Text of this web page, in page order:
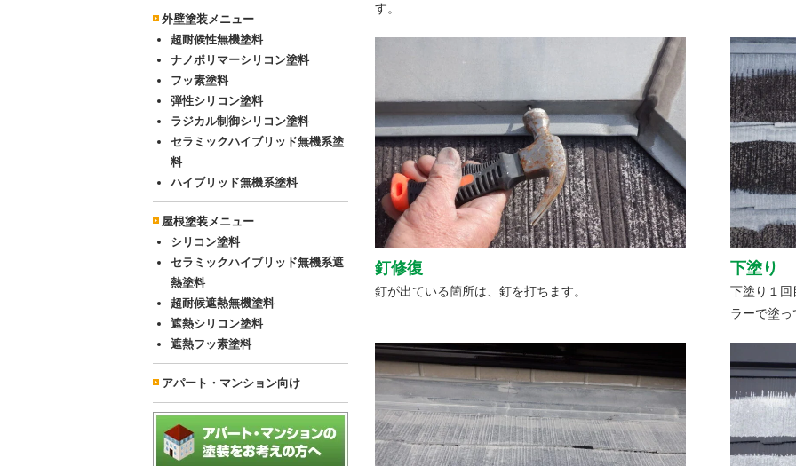
す。
釘修復
釘が出ている箇所は、釘を打ちます。
下塗り
下塗り１回
ラーで塗
外壁塗装メニュー
超耐候性無機塗料
ナノポリマーシリコン塗料
フッ素塗料
弾性シリコン塗料
ラジカル制御シリコン塗料
セラミックハイブリッド無機系塗
料
ハイブリッド無機系塗料
屋根塗装メニュー
シリコン塗料
セラミックハイブリッド無機系遮
熱塗料
超耐候遮熱無機塗料
遮熱シリコン塗料
遮熱フッ素塗料
アパート・マンション向け